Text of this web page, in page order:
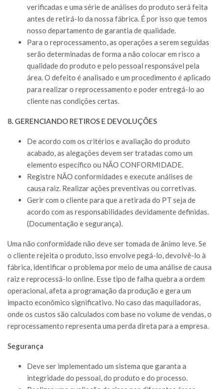
verificadas e uma série de análises do produto será feita
antes de retirá-lo da nossa fábrica. É por isso que temos
nosso departamento de garantia de qualidade.
Para o reprocessamento, as operações a serem seguidas
serão determinadas de forma a não colocar em risco a
qualidade do produto e pelo pessoal responsável pela
área. O defeito é analisado e um procedimento é aplicado
para realizar o reprocessamento e poder entregá-lo ao
cliente nas condições certas.
8. GERENCIANDO RETIROS E DEVOLUÇÕES
De acordo com os critérios e avaliação do produto
acabado, as alegações devem ser tratadas como um
elemento específico ou NÃO CONFORMIDADE.
Registre NÃO conformidades e execute análises de
causa raiz. Realizar ações preventivas ou corretivas.
Gerir com o cliente para que a retirada do PT seja de
acordo com as responsabilidades devidamente definidas.
(Documentação e segurança).
Uma não conformidade não deve ser tomada de ânimo leve. Se
o cliente rejeita o produto, isso envolve pegá-lo, devolvê-lo à
fábrica, identificar o problema por meio de uma análise de causa
raiz e reprocessá-lo online. Esse tipo de falha quebra a ordem
operacional, afeta a programação da produção e gera um
impacto econômico significativo. No caso das maquiladoras,
onde os custos são calculados com base no volume de vendas, o
reprocessamento representa uma perda direta para a empresa.
Segurança
Deve ser implementado um sistema que garanta a
integridade do pessoal, do produto e do processo.